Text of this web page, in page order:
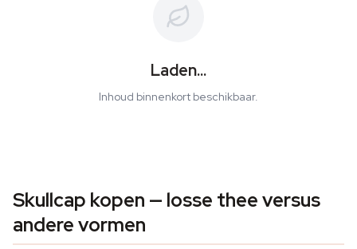
Laden...
Inhoud binnenkort beschikbaar.
Skullcap kopen — losse thee versus
andere vormen